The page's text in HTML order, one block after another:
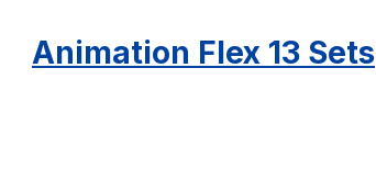
Animation Flex 13 Sets